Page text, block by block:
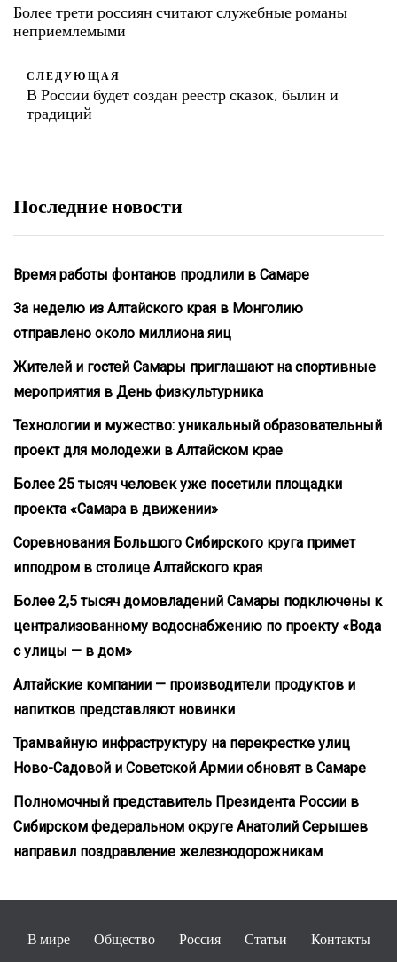
Более трети россиян считают служебные романы
неприемлемыми
СЛЕДУЮЩАЯ
В России будет создан реестр сказок, былин и
традиций
Последние новости
Время работы фонтанов продлили в Самаре
За неделю из Алтайского края в Монголию
отправлено около миллиона яиц
Жителей и гостей Самары приглашают на спортивные
мероприятия в День физкультурника
Технологии и мужество: уникальный образовательный
проект для молодежи в Алтайском крае
Более 25 тысяч человек уже посетили площадки
проекта «Самара в движении»
Соревнования Большого Сибирского круга примет
ипподром в столице Алтайского края
Более 2,5 тысяч домовладений Самары подключены к
централизованному водоснабжению по проекту «Вода
с улицы — в дом»
Алтайские компании — производители продуктов и
напитков представляют новинки
Трамвайную инфраструктуру на перекрестке улиц
Ново-Садовой и Советской Армии обновят в Самаре
Полномочный представитель Президента России в
Сибирском федеральном округе Анатолий Серышев
направил поздравление железнодорожникам
В мире Общество Россия Статьи Контакты